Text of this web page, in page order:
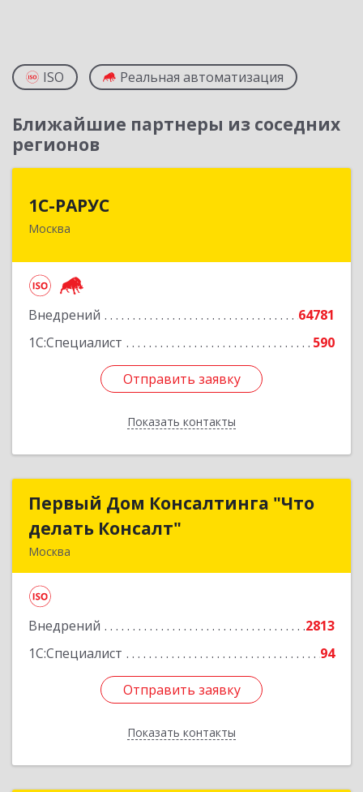
ISO Реальная автоматизация
Ближайшие партнеры из соседних
регионов
1С-РАРУС
Москва
Внедрений
64781
1С:Специалист
590
Отправить заявку
Показать контакты
127434, Москва г, Дмитровское ш, дом № 9Б
Отправить заявку
Назад
Первый Дом Консалтинга "Что
делать Консалт"
Москва
Внедрений
2813
1С:Специалист
94
Отправить заявку
Показать контакты
Первый Дом Консалтинга "Что
Отправить заявку
Назад